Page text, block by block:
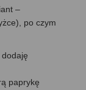
–
po czym
paprykę